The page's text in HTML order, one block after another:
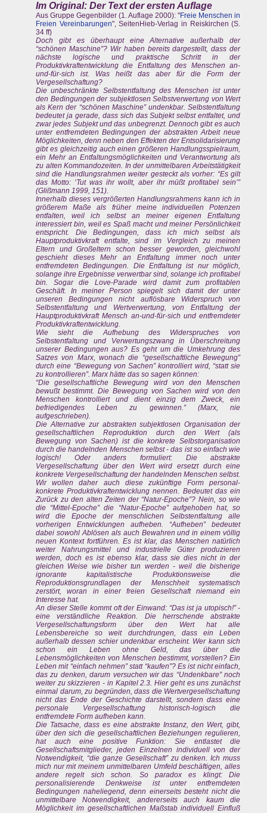
Im Original: Der Text der ersten Auflage
Aus Gruppe Gegenbilder (1. Auflage 2000): "Freie Menschen in
Freien Vereinbarungen", SeitenHieb-Verlag in Reiskirchen (S.
34 ff)
Doch gibt es überhaupt eine Alternative außerhalb der
“schönen Maschine”? Wir haben bereits dargestellt, dass der
nächste logische und praktische Schritt in der
Produktivkraftentwicklung die Entfaltung des Menschen an-
und-für-sich ist. Was heißt das aber für die Form der
Vergesellschaftung?
Die unbeschränkte Selbstentfaltung des Menschen ist unter
den Bedingungen der subjektlosen Selbstverwertung von Wert
als Kern der “schönen Maschine” undenkbar. Selbstentfaltung
bedeutet ja gerade, dass sich das Subjekt selbst entfaltet, und
zwar jedes Subjekt und das unbegrenzt. Dennoch gibt es auch
unter entfremdeten Bedingungen der abstrakten Arbeit neue
Möglichkeiten, denn neben den Effekten der Entsolidarisierung
gibt es gleichzeitig auch einen größeren Handlungsspielraum,
ein Mehr an Entfaltungsmöglichkeiten und Verantwortung als
zu alten Kommandozeiten. In der unmittelbaren Arbeitstätigkeit
sind die Handlungsrahmen weiter gesteckt als vorher: “Es gilt
das Motto: ‘Tut was ihr wollt, aber ihr müßt profitabel sein’”
(Glißmann 1999, 151).
Innerhalb dieses vergrößerten Handlungsrahmens kann ich in
größerem Maße als früher meine individuellen Potenzen
entfalten, weil ich selbst an meiner eigenen Entfaltung
interessiert bin, weil es Spaß macht und meiner Persönlichkeit
entspricht. Die Bedingungen, dass ich mich selbst als
Hauptproduktivkraft entfalte, sind im Vergleich zu meinen
Eltern und Großeltern schon besser geworden, gleichwohl
geschieht dieses Mehr an Entfaltung immer noch unter
entfremdeten Bedingungen. Die Entfaltung ist nur möglich,
solange ihre Ergebnisse verwertbar sind, solange ich profitabel
bin. Sogar die Love-Parade wird damit zum profitablen
Geschäft. In meiner Person spiegelt sich damit der unter
unseren Bedingungen nicht auflösbare Widerspruch von
Selbstentfaltung und Wertverwertung, von Entfaltung der
Hauptproduktivkraft Mensch an-und-für-sich und entfremdeter
Produktivkraftentwicklung.
Wie sieht die Aufhebung des Widerspruches von
Selbstentfaltung und Verwertungszwang in Überschreitung
unserer Bedingungen aus? Es geht um die Umkehrung des
Satzes von Marx, wonach die “gesellschaftliche Bewegung”
durch eine “Bewegung von Sachen” kontrolliert wird, “statt sie
zu kontrollieren”. Marx hätte das so sagen können:
“Die gesellschaftliche Bewegung wird von den Menschen
bewußt bestimmt. Die Bewegung von Sachen wird von den
Menschen kontrolliert und dient einzig dem Zweck, ein
befriedigendes Leben zu gewinnen.” (Marx, nie
aufgeschrieben).
Die Alternative zur abstrakten subjektlosen Organisation der
gesellschaftlichen Reproduktion durch den Wert (als
Bewegung von Sachen) ist die konkrete Selbstorganisation
durch die handelnden Menschen selbst - das ist so einfach wie
logisch! Oder anders formuliert: Die abstrakte
Vergesellschaftung über den Wert wird ersetzt durch eine
konkrete Vergesellschaftung der handelnden Menschen selbst.
Wir wollen daher auch diese zukünftige Form personal-
konkrete Produktivkraftentwicklung nennen. Bedeutet das ein
Zurück zu den alten Zeiten der “Natur-Epoche”? Nein, so wie
die “Mittel-Epoche” die “Natur-Epoche” aufgehoben hat, so
wird die Epoche der menschlichen Selbstentfaltung alle
vorherigen Entwicklungen aufheben. “Aufheben” bedeutet
dabei sowohl Ablösen als auch Bewahren und in einem völlig
neuen Kontext fortführen. Es ist klar, das Menschen natürlich
weiter Nahrungsmittel und industrielle Güter produzieren
werden, doch es ist ebenso klar, dass sie dies nicht in der
gleichen Weise wie bisher tun werden - weil die bisherige
ignorante kapitalistische Produktionsweise die
Reproduktionsgrundlagen der Menschheit systematisch
zerstört, woran in einer freien Gesellschaft niemand ein
Interesse hat.
An dieser Stelle kommt oft der Einwand: “Das ist ja utopisch!” -
eine verständliche Reaktion. Die herrschende abstrakte
Vergesellschaftungsform über den Wert hat alle
Lebensbereiche so weit durchdrungen, dass ein Leben
außerhalb dessen schier undenkbar erscheint. Wer kann sich
schon ein Leben ohne Geld, das über die
Lebensmöglichkeiten von Menschen bestimmt, vorstellen? Ein
Leben mit “einfach nehmen” statt “kaufen”? Es ist nicht einfach,
das zu denken, darum versuchen wir das “Undenkbare” noch
weiter zu skizzieren - in Kapitel 2.3. Hier geht es uns zunächst
einmal darum, zu begründen, dass die Wertvergesellschaftung
nicht das Ende der Geschichte darstellt, sondern dass eine
personale Vergesellschaftung historisch-logisch die
entfremdete Form aufheben kann.
Die Tatsache, dass es eine abstrakte Instanz, den Wert, gibt,
über den sich die gesellschaftlichen Beziehungen regulieren,
hat auch eine positive Funktion: Sie entlastet die
Gesellschaftsmitglieder, jeden Einzelnen individuell von der
Notwendigkeit, “die ganze Gesellschaft” zu denken. Ich muss
mich nur mit meinem unmittelbaren Umfeld beschäftigen, alles
andere regelt sich schon. So paradox es klingt: Die
personalisierende Denkweise ist unter entfremdeten
Bedingungen naheliegend, denn einerseits besteht nicht die
unmittelbare Notwendigkeit, andererseits auch kaum die
Möglichkeit im gesellschaftlichen Maßstab individuell Einfluß